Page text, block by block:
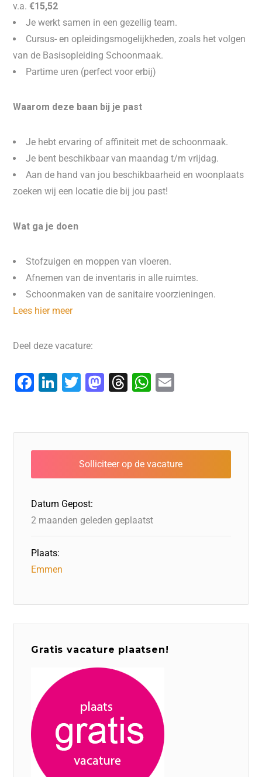
v.a.€15,52
Je werkt samen in een gezellig team.
Cursus- en opleidingsmogelijkheden, zoals het volgen
van de Basisopleiding Schoonmaak.
Partime uren (perfect voor erbij)
Waarom deze baan bij je past
Je hebt ervaring of affiniteit met de schoonmaak.
Je bent beschikbaar van maandag t/m vrijdag.
Aan de hand van jou beschikbaarheid en woonplaats
zoeken wij een locatie die bij jou past!
Wat ga je doen
Stofzuigen en moppen van vloeren.
Afnemen van de inventaris in alle ruimtes.
Schoonmaken van de sanitaire voorzieningen.
Lees hier meer
Deel deze vacature:
F
e
b
o
o
k
Li
e
dI
n
T
er
M
o
d
o
T
a
d
s
W
s
A
p
l
Datum Gepost:
2 maanden geleden geplaatst
Plaats:
Emmen
Gratis vacature plaatsen!